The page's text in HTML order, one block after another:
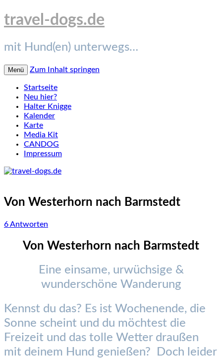
travel-dogs.de
mit Hund(en) unterwegs…
Menü Zum Inhalt springen
Startseite
Neu hier?
Halter Knigge
Kalender
Karte
Media Kit
CANDOG
Impressum
Von Westerhorn nach Barmstedt
6 Antworten
Von Westerhorn nach Barmstedt
Eine einsame, urwüchsige &
wunderschöne Wanderung
Kennst du das? Es ist Wochenende, die
Sonne scheint und du möchtest die
Freizeit und das tolle Wetter draußen
mit deinem Hund genießen? Doch leider